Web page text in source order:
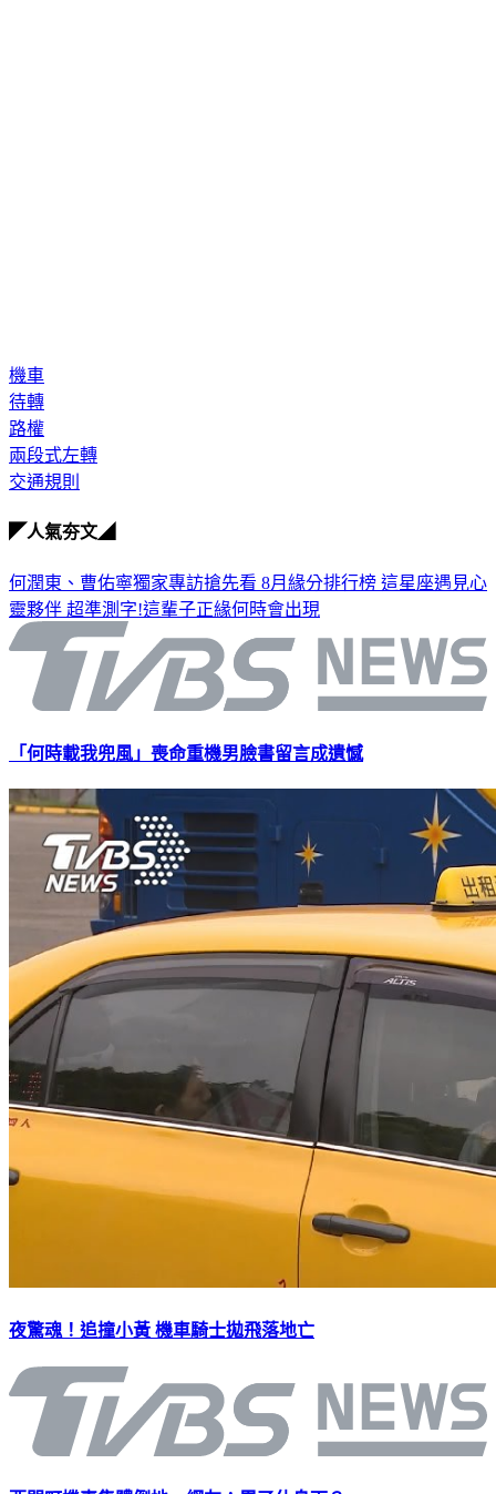
機車
待轉
路權
兩段式左轉
交通規則
◤人氣夯文◢
何潤東、曹佑寧獨家專訪搶先看 8月緣分排行榜 這星座遇見心
靈夥伴 超準測字!這輩子正緣何時會出現
「何時載我兜風」喪命重機男臉書留言成遺憾
夜驚魂！追撞小黃 機車騎士拋飛落地亡